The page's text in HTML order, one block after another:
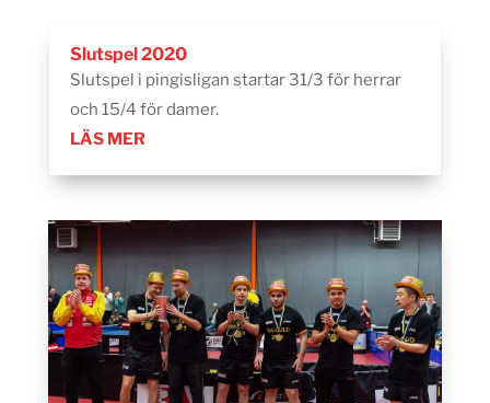
Slutspel 2020
Slutspel i pingisligan startar 31/3 för herrar
och 15/4 för damer.
LÄS MER